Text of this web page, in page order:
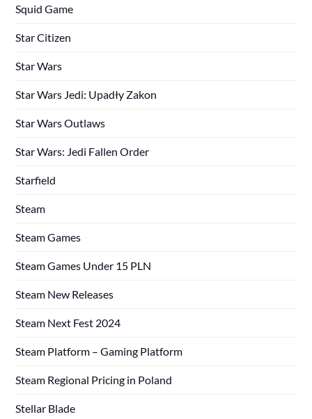
Squid Game
Star Citizen
Star Wars
Star Wars Jedi: Upadły Zakon
Star Wars Outlaws
Star Wars: Jedi Fallen Order
Starfield
Steam
Steam Games
Steam Games Under 15 PLN
Steam New Releases
Steam Next Fest 2024
Steam Platform – Gaming Platform
Steam Regional Pricing in Poland
Stellar Blade